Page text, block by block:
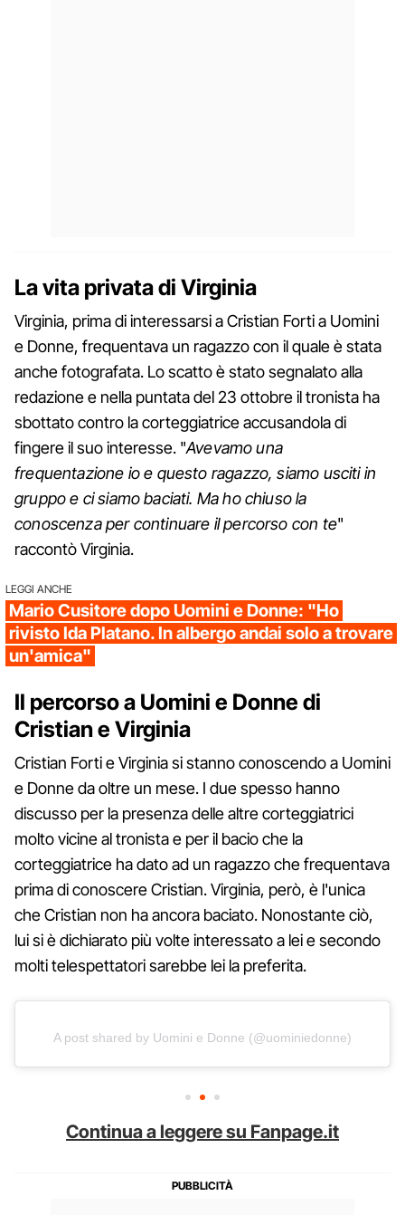
La vita privata di Virginia
Virginia, prima di interessarsi a Cristian Forti a Uomini
e Donne, frequentava un ragazzo con il quale è stata
anche fotografata. Lo scatto è stato segnalato alla
redazione e nella puntata del 23 ottobre il tronista ha
sbottato contro la corteggiatrice accusandola di
fingere il suo interesse. "Avevamo una
frequentazione io e questo ragazzo, siamo usciti in
gruppo e ci siamo baciati. Ma ho chiuso la
conoscenza per continuare il percorso con te"
raccontò Virginia.
LEGGI ANCHE
Mario Cusitore dopo Uomini e Donne: "Ho
rivisto Ida Platano. In albergo andai solo a trovare
un'amica"
Il percorso a Uomini e Donne di
Cristian e Virginia
Cristian Forti e Virginia si stanno conoscendo a Uomini
e Donne da oltre un mese. I due spesso hanno
discusso per la presenza delle altre corteggiatrici
molto vicine al tronista e per il bacio che la
corteggiatrice ha dato ad un ragazzo che frequentava
prima di conoscere Cristian. Virginia, però, è l'unica
che Cristian non ha ancora baciato. Nonostante ciò,
lui si è dichiarato più volte interessato a lei e secondo
molti telespettatori sarebbe lei la preferita.
A post shared by Uomini e Donne (@uominiedonne)
Continua a leggere su Fanpage.it